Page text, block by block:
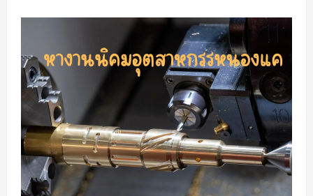
ใน
แบบ
งาน
สวน
อุตสาหกรรม
โรจ
นะ
อยุธยา